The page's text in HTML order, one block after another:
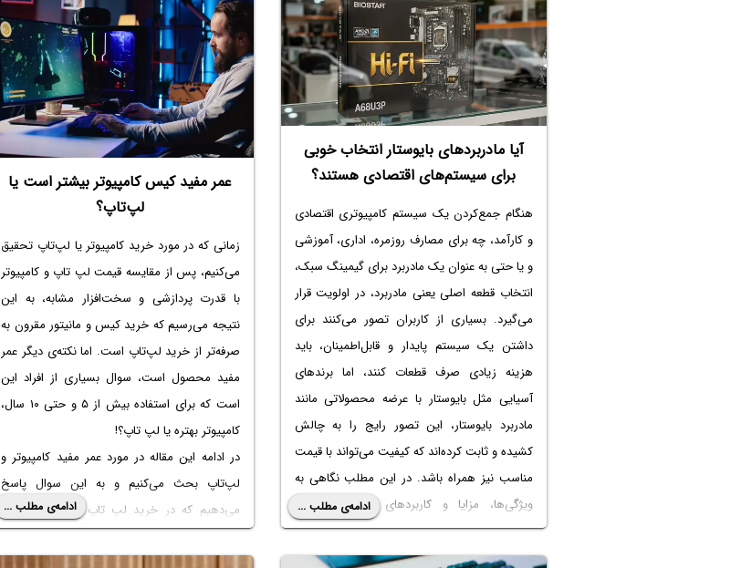
سبک بازی، بودجه و نیاز خود انتخاب دقیق‌تری
داشته باشند.
نکته مهم این است که آینده گیمینگ تنها به
افزایش قدرت پردازنده یا کارت گرافیک محدود
نیست. نمایشگرهای سریع‌تر، سیستم‌های
خنک‌کننده هوشمند، پردازنده‌های مجهز به هوش
مصنوعی و مصرف انرژی بهینه نیز نقش مهمی در
تجربه بازی خواهند داشت؛ ویژگی‌هایی که لنوو
است.
آیا مادربردهای بایوستار انتخاب خوبی
برای سیستم‌های اقتصادی هستند؟
هنگام جمع‌کردن یک سیستم کامپیوتری اقتصادی
و کارآمد، چه برای مصارف روزمره، اداری، آموزشی
و یا حتی به عنوان یک مادربرد برای گیمینگ سبک،
انتخاب قطعه اصلی یعنی مادربرد، در اولویت قرار
می‌گیرد. بسیاری از کاربران تصور می‌کنند برای
داشتن یک سیستم پایدار و قابل‌اطمینان، باید
هزینه زیادی صرف قطعات کنند، اما برندهای
آسیایی مثل بایوستار با عرضه محصولاتی مانند
مادربرد بایوستار، این تصور رایج را به چالش
کشیده و ثابت کرده‌اند که کیفیت می‌تواند با قیمت
مناسب نیز همراه باشد. در این مطلب نگاهی به
ویژگی‌ها، مزایا و کاربردهای این مادربردهای
بایوستار می‌اندازیم و بررسی خواهیم کرد، چرا
BIOSTAR می‌تواند انتخاب هوشمندانه‌ای برای
ادامه‌ی مطلب ...
عمر مفید کیس کامپیوتر بیشتر است یا
لپ‌تاپ؟
زمانی که در مورد خرید کامپیوتر یا لپ‌تاپ تحقیق
می‌کنیم، پس از مقایسه قیمت لپ تاپ و کامپیوتر
با قدرت پردازشی و سخت‌افزار مشابه، به این
نتیجه می‌رسیم که خرید کیس و مانیتور مقرون به
صرفه‌تر از خرید لپ‌تاپ است. اما نکته‌ی دیگر عمر
مفید محصول است، سوال بسیاری از افراد این
است که برای استفاده بیش از ۵ و حتی ۱۰ سال،
کامپیوتر بهتره یا لپ تاپ؟!
در ادامه این مقاله در مورد عمر مفید کامپیوتر و
لپ‌تاپ بحث می‌کنیم و به این سوال پاسخ
می‌دهیم که در خرید لپ تاپ یا کامپیوتر برای
برنامه نویسیو بازی و امور ساده اداری، کدام
ادامه‌ی مطلب ...